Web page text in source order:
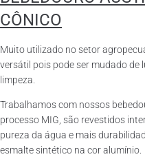
CÔNICO
Muito utilizado no setor
versátil pois pode ser mudado de
limpeza.
Trabalhamos com nossos
processo MIG, são revestidos
pureza da água e mais
esmalte sintético na cor alumínio.